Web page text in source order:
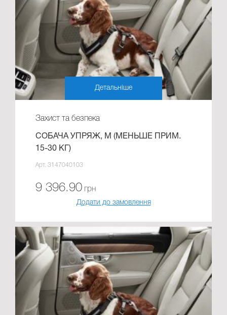
Детальніше
Захист та безпека
СОБАЧА УПРЯЖ, М (МЕНЬШЕ ПРИМ.
15-30 КГ)
Арт. 3147040103
9 396.90 грн
Додати до замовлення